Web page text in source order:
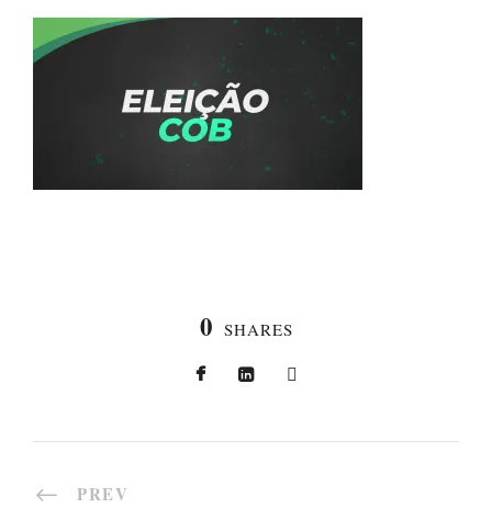
0 SHARES
PREV